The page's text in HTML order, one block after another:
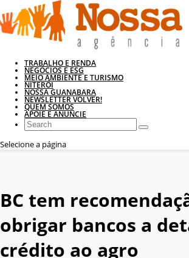
TRABALHO E RENDA
NEGÓCIOS E ESG
MEIO AMBIENTE E TURISMO
NITERÓI
NOSSA GUANABARA
NEWSLETTER VOLVER!
QUEM SOMOS
APOIE E ANUNCIE
Selecione a página
BC tem
obrigar bancos a
crédito ao agro